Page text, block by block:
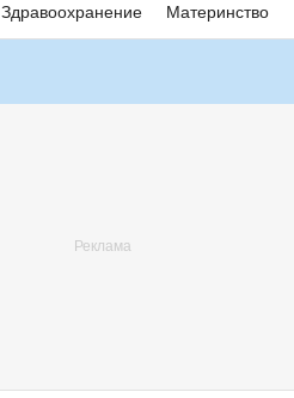
Здравоохранение Материнство